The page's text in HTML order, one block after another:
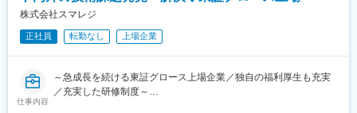
2週間～1ヶ月（チームにより異なる）に1回のサイクルでリリー
完成したソースコードはすべてレビューを通した後にマージして
います。
変更の範囲：会社の定める業務
■技術スタック：
PHP、JavaScript、TypeScript
【ツール】
VSCode、PhpStorm、Docker
株式会社スマレジ
正社員 転勤なし 上場企業
仕事内容
～急成長を続ける東証グロース上場企業／独自の福利厚生も充実
／充実した研修制度～